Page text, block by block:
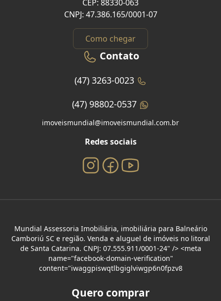
CEP: 88330-063
CNPJ: 47.386.165/0001-07
Como chegar
Contato
(47) 3263-0023
(47) 98802-0537
imoveismundial@imoveismundial.com.br
Redes sociais
Mundial Assessoria Imobiliária, imobiliária para Balneário
Camboriú SC e região. Venda e aluguel de imóveis no litoral
de Santa Catarina. CNPJ: 07.555.911/0001-24" /> <meta
name="facebook-domain-verification"
content="iwaggpiswqtlbgiglviwgp6n0fpzv8
Quero comprar